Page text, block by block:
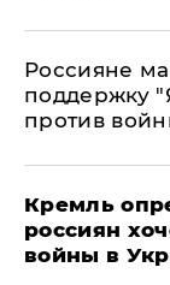
Россияне
поддержку
против
Кремль
россиян
войны в